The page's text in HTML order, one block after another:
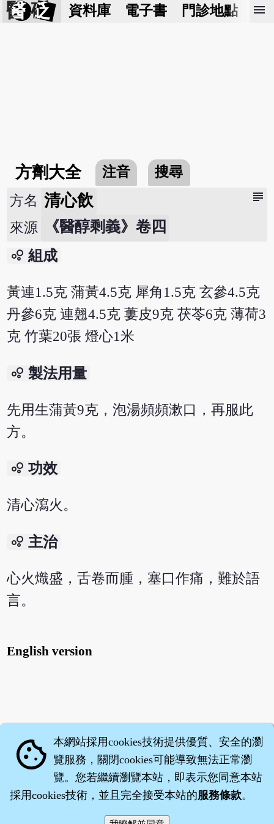
醫 砭 資料庫 電子書 門診地點 預
menu
方劑大全 注音 搜尋
subject
方名 清心飲
來源 《醫醇剩義》卷四
bubble_chart 組成
黃連1.5克 蒲黃4.5克 犀角1.5克 玄參4.5克
丹參6克 連翹4.5克 蔞皮9克 茯苓6克 薄荷3
克 竹葉20張 燈心1米
bubble_chart 製法用量
先用生蒲黃9克，泡湯頻頻漱口，再服此
方。
bubble_chart 功效
清心瀉火。
bubble_chart 主治
心火熾盛，舌卷而腫，塞口作痛，難於語
言。
English version
cookie 本網站採用cookies技術提供優質、安全的瀏
覽服務，關閉cookies可能導致無法正常瀏
覽。您若繼續瀏覽本站，即表示您同意本站
採用cookies技術，並且完全接受本站的服務條款。